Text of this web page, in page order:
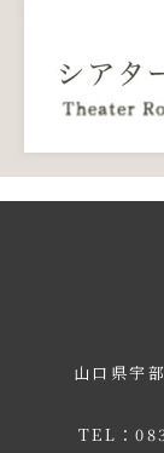
山口県宇
TEL：